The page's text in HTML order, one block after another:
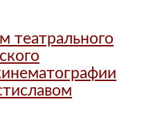
театрального